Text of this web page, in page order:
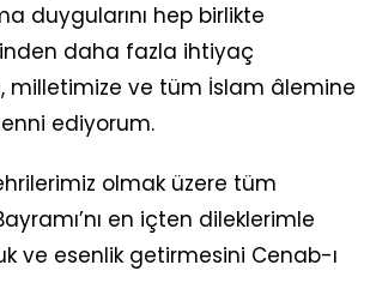
duygularını hep birlikte
daha fazla ihtiyaç
milletimize ve tüm İslam âlemine
ediyorum.
olmak üzere tüm
en içten dileklerimle
ve esenlik getirmesini Cenab-ı